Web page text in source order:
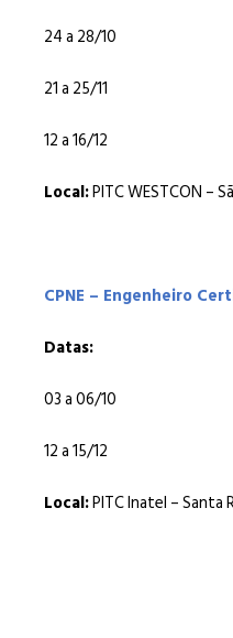
24 a 28/10
21 a 25/11
12 a 16/12
Local:PITC WESTCON –
CPNE – Engenheiro
Datas:
03 a 06/10
12 a 15/12
Local:PITC Inatel – Santa